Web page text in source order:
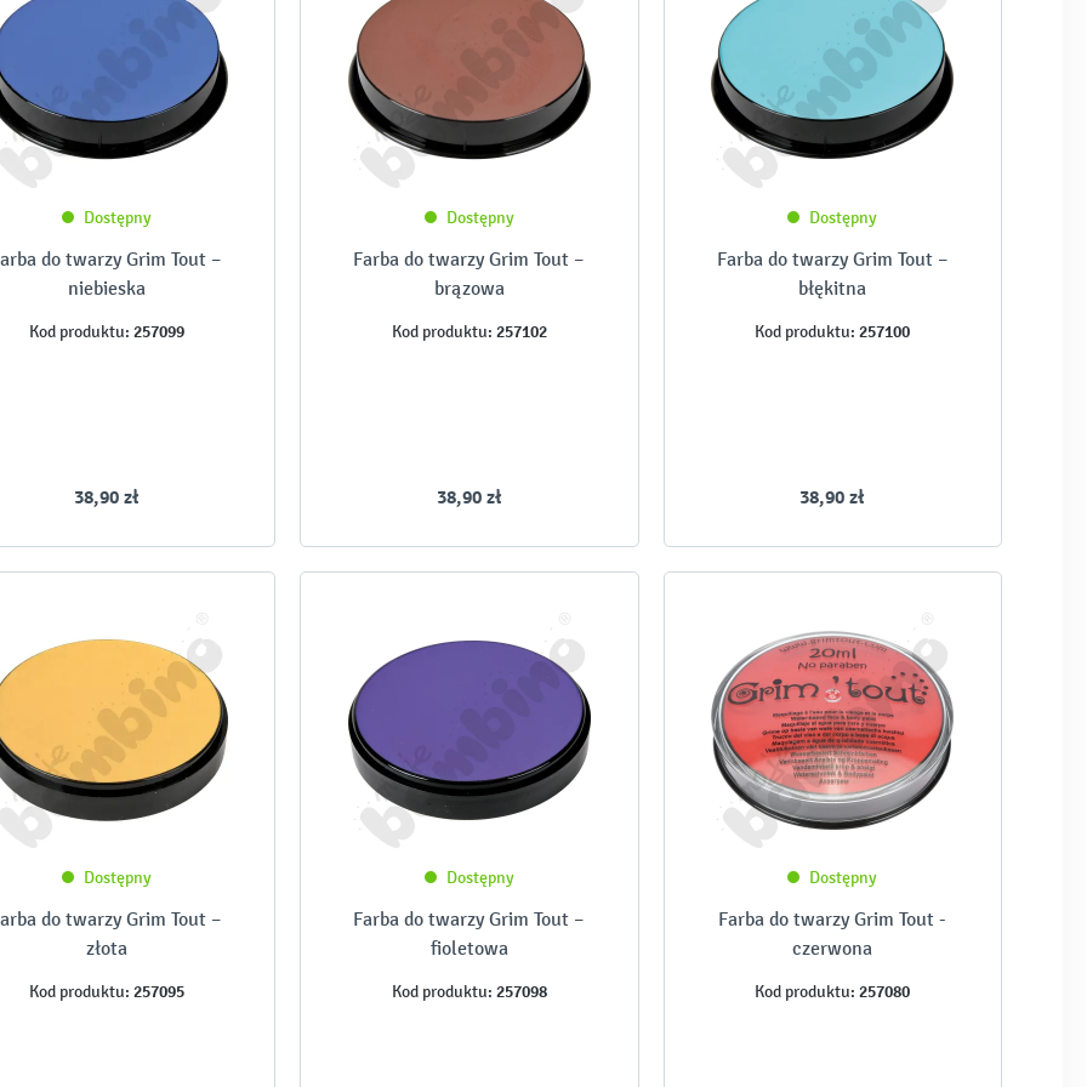
Dostępny
do twarzy Grim Tout –
niebieska
Kod produktu: 257099
38,90 zł
Dostępny
Farba do twarzy Grim Tout –
brązowa
Kod produktu: 257102
38,90 zł
Dostępny
Farba do twarzy Grim Tout –
błękitna
Kod produktu: 257100
38,90 zł
Dostępny
do twarzy Grim Tout –
złota
Kod produktu: 257095
Dostępny
Farba do twarzy Grim Tout –
fioletowa
Kod produktu: 257098
Dostępny
Farba do twarzy Grim Tout -
czerwona
Kod produktu: 257080